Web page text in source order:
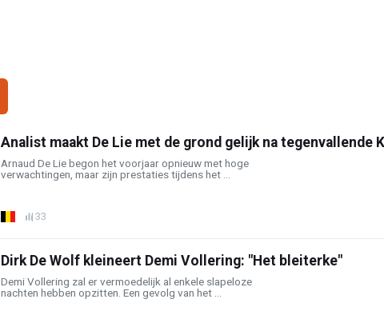
Analist maakt De Lie met de grond gelijk na tegenvallende
Arnaud De Lie begon het voorjaar opnieuw met hoge
verwachtingen, maar zijn prestaties tijdens het ...
33
Dirk De Wolf kleineert Demi Vollering: "Het bleiterke"
Demi Vollering zal er vermoedelijk al enkele slapeloze
nachten hebben opzitten. Een gevolg van het ...